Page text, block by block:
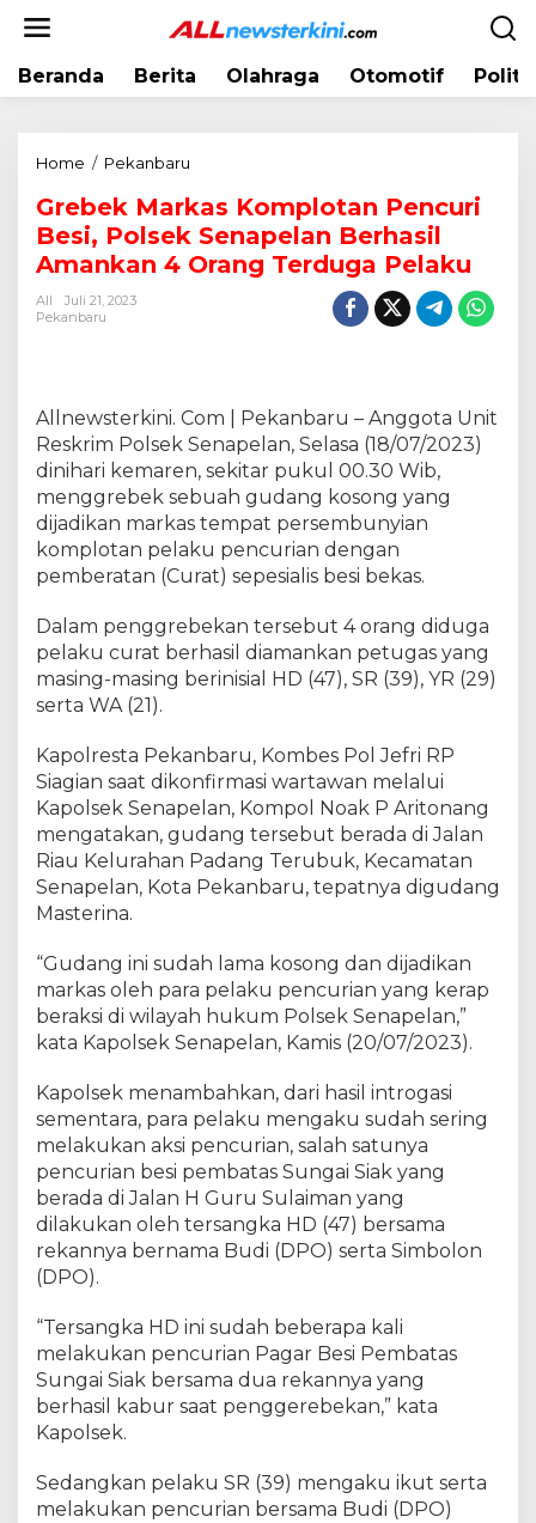
Beranda Berita Olahraga Otomotif
Home / Pekanbaru
e
b
e
s
K
o
m
p
l
o
a
P
e
u
r
i
B
e
o
l
s
e
S
e
n
a
p
a
e
r
h
a
l
A
Grebek Markas Komplotan Pencuri
Besi, Polsek Senapelan Berhasil
Amankan 4 Orang Terduga Pelaku
All
Juli 21, 2023
Pekanbaru
Allnewsterkini. Com | Pekanbaru – Anggota Unit
Reskrim Polsek Senapelan, Selasa (18/07/2023)
dinihari kemaren, sekitar pukul 00.30 Wib,
menggrebek sebuah gudang kosong yang
dijadikan markas tempat persembunyian
komplotan pelaku pencurian dengan
pemberatan (Curat) sepesialis besi bekas.
Dalam penggrebekan tersebut 4 orang diduga
pelaku curat berhasil diamankan petugas yang
masing-masing berinisial HD (47), SR (39), YR (29)
serta WA (21).
Kapolresta Pekanbaru, Kombes Pol Jefri RP
Siagian saat dikonfirmasi wartawan melalui
Kapolsek Senapelan, Kompol Noak P Aritonang
mengatakan, gudang tersebut berada di Jalan
Riau Kelurahan Padang Terubuk, Kecamatan
Senapelan, Kota Pekanbaru, tepatnya digudang
Masterina.
“Gudang ini sudah lama kosong dan dijadikan
markas oleh para pelaku pencurian yang kerap
beraksi di wilayah hukum Polsek Senapelan,”
kata Kapolsek Senapelan, Kamis (20/07/2023).
Kapolsek menambahkan, dari hasil introgasi
sementara, para pelaku mengaku sudah sering
melakukan aksi pencurian, salah satunya
pencurian besi pembatas Sungai Siak yang
berada di Jalan H Guru Sulaiman yang
dilakukan oleh tersangka HD (47) bersama
rekannya bernama Budi (DPO) serta Simbolon
(DPO).
“Tersangka HD ini sudah beberapa kali
melakukan pencurian Pagar Besi Pembatas
Sungai Siak bersama dua rekannya yang
berhasil kabur saat penggerebekan,” kata
Kapolsek.
Sedangkan pelaku SR (39) mengaku ikut serta
melakukan pencurian bersama Budi (DPO)